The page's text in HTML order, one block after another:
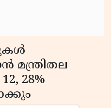
മന്ത്രിതല
28%